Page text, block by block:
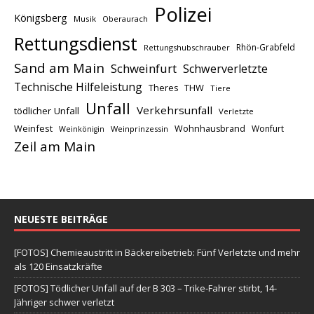
Königsberg Musik Oberaurach Polizei
Rettungsdienst Rettungshubschrauber Rhön-Grabfeld
Sand am Main Schweinfurt Schwerverletzte
Technische Hilfeleistung Theres THW Tiere
tödlicher Unfall Unfall Verkehrsunfall Verletzte
Weinfest Weinkönigin Weinprinzessin Wohnhausbrand Wonfurt
Zeil am Main
NEUESTE BEITRÄGE
[FOTOS] Chemieaustritt in Bäckereibetrieb: Fünf Verletzte und mehr
als 120 Einsatzkräfte
[FOTOS] Tödlicher Unfall auf der B 303 – Trike-Fahrer stirbt, 14-
Jähriger schwer verletzt